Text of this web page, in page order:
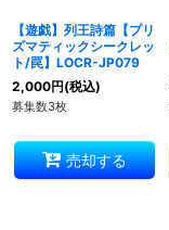
【遊戯】列王詩篇【プリ
ズマティックシークレッ
ト/罠】LOCR-JP079
2,000円(税込)
募集数3枚
売却する